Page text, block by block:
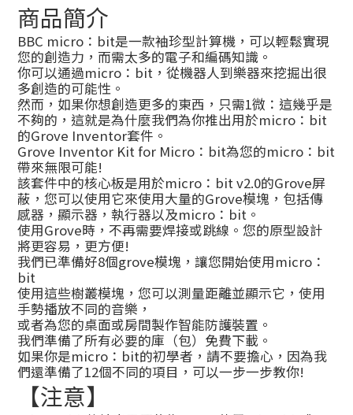
商品簡介
BBC micro：bit是一款袖珍型計算機，可以輕鬆實現
您的創造力，而需太多的電子和編碼知識。
你可以通過micro：bit，從機器人到樂器來挖掘出很
多創造的可能性。
然而，如果你想創造更多的東西，只需1微：這幾乎是
不夠的，這就是為什麼我們為你推出用於micro：bit
的Grove Inventor套件。
Grove Inventor Kit for Micro：bit為您的micro：bit
帶來無限可能!
該套件中的核心板是用於micro：bit v2.0的Grove屏
蔽，您可以使用它來使用大量的Grove模塊，包括傳
感器，顯示器，執行器以及micro：bit。
使用Grove時，不再需要焊接或跳線。您的原型設計
將更容易，更方便!
我們已準備好8個grove模塊，讓您開始使用micro：
bit
使用這些樹叢模塊，您可以測量距離並顯示它，使用
手勢播放不同的音樂，
或者為您的桌面或房間製作智能防護裝置。
我們準備了所有必要的庫（包）免費下載。
如果你是micro：bit的初學者，請不要擔心，因為我
們還準備了12個不同的項目，可以一步一步教你!
【注意】